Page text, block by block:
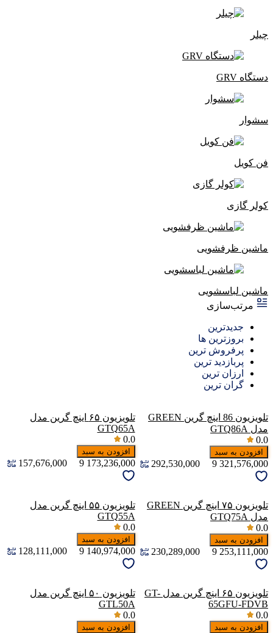
چیلر
دستگاه GRV
سشوار
فن کویل
کولر گازی
ماشین ظرفشویی
ماشین لباسشویی
مرتب‌سازی
جدیدترین
بروزترین ها
پرفروش ترین
پربازدید ترین
ارزان ترین
گران ترین
تلویزیون 86 اینچ گرین GREEN
مدل GTQ86A
0.0
افزودن به سبد
321,576,000
9
292,530,000
تلویزیون ۶۵ اینچ گرین مدل
GTQ65A
0.0
افزودن به سبد
173,236,000
9
157,676,000
تلویزیون ۷۵ اینچ گرین GREEN
مدل GTQ75A
0.0
افزودن به سبد
253,111,000
9
230,289,000
تلویزیون ۵۵ اینچ گرین مدل
GTQ55A
0.0
افزودن به سبد
140,974,000
9
128,111,000
تلویزیون ۶۵ اینچ گرین مدل GT-
65GFU-FDVB
0.0
افزودن به سبد
تلویزیون ۵۰ اینچ گرین مدل
GTL50A
0.0
افزودن به سبد